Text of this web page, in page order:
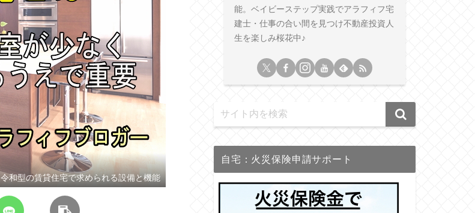
令和型の賃貸住宅で求められる設備と機能
能。ベイビーステップ実践でアラフィフ宅
建士・仕事の合い間を見つけ不動産投資人
生を楽しみ桜花中♪
自宅：火災保険申請サポート